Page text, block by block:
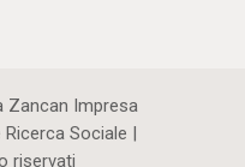
Zancan Impresa
Sociale |
riservati